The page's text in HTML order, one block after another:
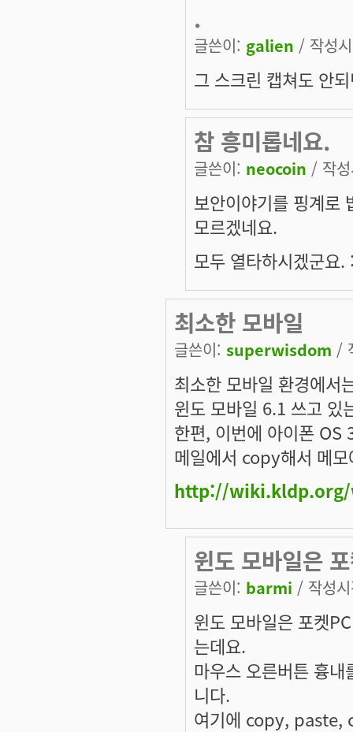
.
글쓴이: galien / 작성
그 스크린 캡쳐도 안
참 흥미롭네요.
글쓴이: neocoin / 작
보안이야기를 핑계로
모르겠네요.
모두 열타하시겠군요.
최소한 모바일
글쓴이: superwisdom /
최소한 모바일 환경에
윈도 모바일 6.1 쓰고 있
한편, 이번에 아이폰
메일에서 copy해서 메
http://
윈도 모바일은
글쓴이: barmi / 작성
윈도 모바일은 포켓
는데요.
마우스 오른버튼 흉
니다.
여기에 copy, paste,